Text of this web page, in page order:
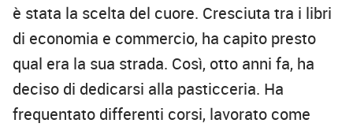
è stata la scelta del cuore. Cresciuta tra i libri
di economia e commercio, ha capito presto
qual era la sua strada. Così, otto anni fa, ha
deciso di dedicarsi alla pasticceria. Ha
frequentato differenti corsi, lavorato come